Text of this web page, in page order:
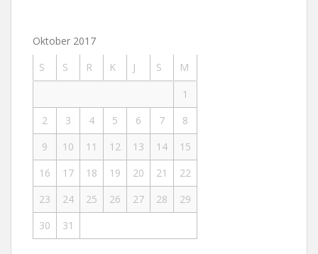
Oktober 2017
S
S R K J S
M
1
2
3 4 5 6 7
8
9
10 11 12 13 14
15
16
17 18 19 20 21
22
23
24 25 26 27 28
29
30
31